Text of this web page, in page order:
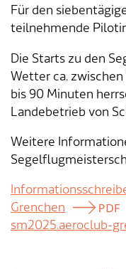
Für den
teilnehmende
Die Starts zu den
Wetter ca. zwischen
bis 90 Minuten
Landebetrieb von
Weitere
Grenchen
sm2025.aeroclub-
Gastronomie
Vermietung von
Soziales
Steuern
Bauen & Planen
ÖREB-Kataster
Energie & Wasser
Burgergemeinde
Kirchgemeinden
Finanzabteilung
Sozialabteilung
Bau- und
Betriebs- und
Schulverwaltung
Dienstleistungen
Kontakt &